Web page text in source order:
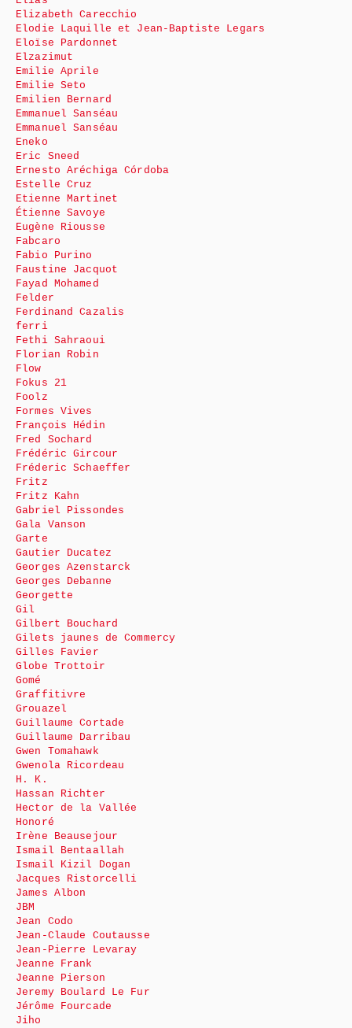
Elizabeth Carecchio
Elodie Laquille et Jean-Baptiste Legars
Eloïse Pardonnet
Elzazimut
Emilie Aprile
Emilie Seto
Emilien Bernard
Emmanuel Sanséau
Emmanuel Sanséau
Eneko
Eric Sneed
Ernesto Aréchiga Córdoba
Estelle Cruz
Etienne Martinet
Étienne Savoye
Eugène Riousse
Fabcaro
Fabio Purino
Faustine Jacquot
Fayad Mohamed
Felder
Ferdinand Cazalis
ferri
Fethi Sahraoui
Florian Robin
Flow
Fokus 21
Foolz
Formes Vives
François Hédin
Fred Sochard
Frédéric Gircour
Fréderic Schaeffer
Fritz
Fritz Kahn
Gabriel Pissondes
Gala Vanson
Garte
Gautier Ducatez
Georges Azenstarck
Georges Debanne
Georgette
Gil
Gilbert Bouchard
Gilets jaunes de Commercy
Gilles Favier
Globe Trottoir
Gomé
Graffitivre
Grouazel
Guillaume Cortade
Guillaume Darribau
Gwen Tomahawk
Gwenola Ricordeau
H. K.
Hassan Richter
Hector de la Vallée
Honoré
Irène Beausejour
Ismail Bentaallah
Ismail Kizil Dogan
Jacques Ristorcelli
James Albon
JBM
Jean Codo
Jean-Claude Coutausse
Jean-Pierre Levaray
Jeanne Frank
Jeanne Pierson
Jeremy Boulard Le Fur
Jérôme Fourcade
Jiho